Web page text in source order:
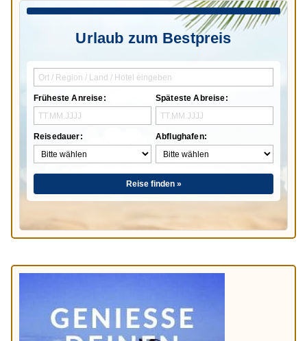
Urlaub zum Bestpreis
Früheste Anreise:
Reisedauer:
Späteste Abreise:
Abflughafen:
Reise finden »